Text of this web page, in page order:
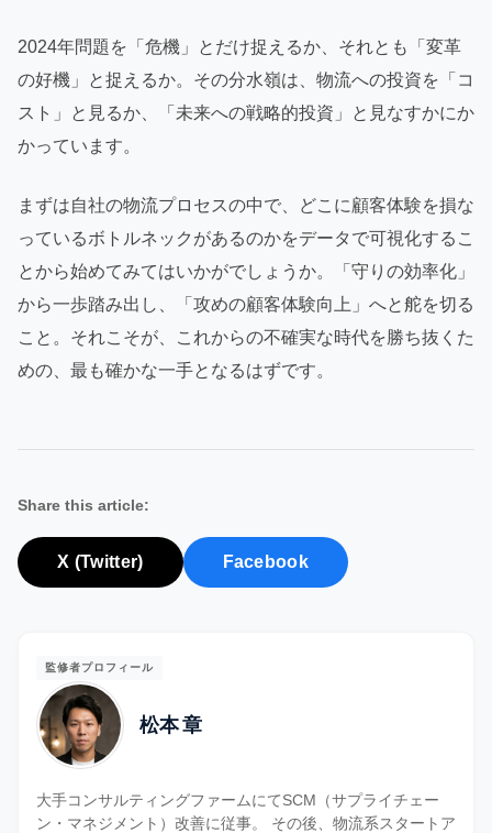
2024年問題を「危機」とだけ捉えるか、それとも「変革
の好機」と捉えるか。その分水嶺は、物流への投資を「コ
スト」と見るか、「未来への戦略的投資」と見なすかにか
かっています。
まずは自社の物流プロセスの中で、どこに顧客体験を損な
っているボトルネックがあるのかをデータで可視化するこ
とから始めてみてはいかがでしょうか。「守りの効率化」
から一歩踏み出し、「攻めの顧客体験向上」へと舵を切る
こと。それこそが、これからの不確実な時代を勝ち抜くた
めの、最も確かな一手となるはずです。
Share this article:
X (Twitter) Facebook
監修者プロフィール
松本 章
大手コンサルティングファームにてSCM（サプライチェー
ン・マネジメント）改善に従事。 その後、物流系スタートア